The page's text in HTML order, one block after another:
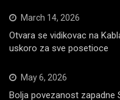
March 14, 2026
Otvara se vidikovac na
uskoro za sve posetioce
May 6, 2026
Bolja povezanost zapadne